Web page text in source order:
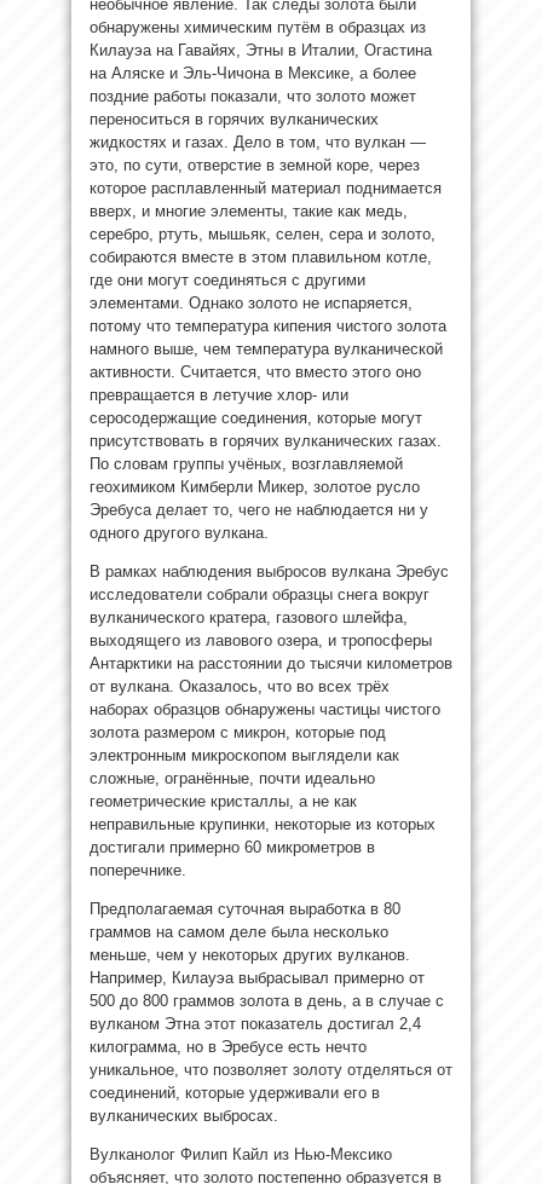
необычное явление. Так следы золота были
обнаружены химическим путём в образцах из
Килауэа на Гавайях, Этны в Италии, Огастина
на Аляске и Эль-Чичона в Мексике, а более
поздние работы показали, что золото может
переноситься в горячих вулканических
жидкостях и газах. Дело в том, что вулкан —
это, по сути, отверстие в земной коре, через
которое расплавленный материал поднимается
вверх, и многие элементы, такие как медь,
серебро, ртуть, мышьяк, селен, сера и золото,
собираются вместе в этом плавильном котле,
где они могут соединяться с другими
элементами. Однако золото не испаряется,
потому что температура кипения чистого золота
намного выше, чем температура вулканической
активности. Считается, что вместо этого оно
превращается в летучие хлор- или
серосодержащие соединения, которые могут
присутствовать в горячих вулканических газах.
По словам группы учёных, возглавляемой
геохимиком Кимберли Микер, золотое русло
Эребуса делает то, чего не наблюдается ни у
одного другого вулкана.
В рамках наблюдения выбросов вулкана Эребус
исследователи собрали образцы снега вокруг
вулканического кратера, газового шлейфа,
выходящего из лавового озера, и тропосферы
Антарктики на расстоянии до тысячи километров
от вулкана. Оказалось, что во всех трёх
наборах образцов обнаружены частицы чистого
золота размером с микрон, которые под
электронным микроскопом выглядели как
сложные, огранённые, почти идеально
геометрические кристаллы, а не как
неправильные крупинки, некоторые из которых
достигали примерно 60 микрометров в
поперечнике.
Предполагаемая суточная выработка в 80
граммов на самом деле была несколько
меньше, чем у некоторых других вулканов.
Например, Килауэа выбрасывал примерно от
500 до 800 граммов золота в день, а в случае с
вулканом Этна этот показатель достигал 2,4
килограмма, но в Эребусе есть нечто
уникальное, что позволяет золоту отделяться от
соединений, которые удерживали его в
вулканических выбросах.
Вулканолог Филип Кайл из Нью-Мексико
объясняет, что золото постепенно образуется в